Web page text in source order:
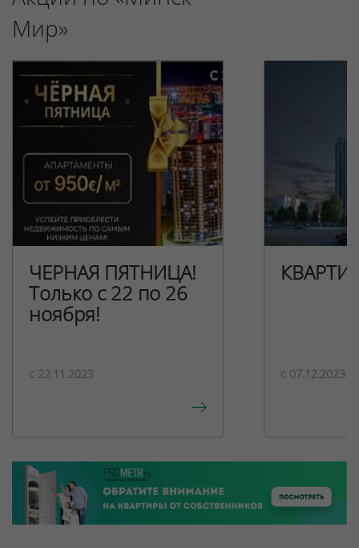
Мир»
ЧЕРНАЯ ПЯТНИЦА!
Только с 22 по 26
ноября!
c 22.11.2023 c 07.12.2023